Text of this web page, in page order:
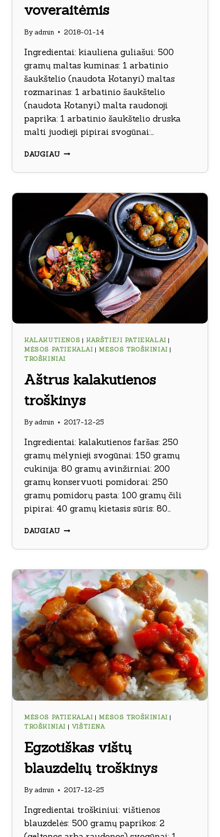
voveraitėmis
By admin 2018-01-14
Ingredientai: kiauliena guliašui: 500
gramų maltas kuminas: 1 arbatinio
šaukštelio (naudota Kotanyi) maltas
rozmarinas: 1 arbatinio šaukštelio
(naudota Kotanyi) malta raudonoji
paprika: 1 arbatinio šaukštelio druska
malti juodieji pipirai svogūnai:…
DAUGIAUKIAULIENOS
SU
KALAKUTIENOS | KARŠTIEJI PATIEKALAI |
MĖSOS PATIEKALAI | MĖSOS TROŠKINIAI |
TROŠKINIAI
Aštrus kalakutienos
troškinys
By admin 2017-12-25
Ingredientai: kalakutienos faršas: 250
gramų mėlynieji svogūnai: 150 gramų
cukinija: 80 gramų avinžirniai: 200
gramų konservuoti pomidorai: 250
gramų pomidorų pasta: 100 gramų čili
pipirai: 40 gramų kietasis sūris: 80…
DAUGIAUAŠTRUS
TROŠKINYS
MĖSOS PATIEKALAI | MĖSOS TROŠKINIAI |
TROŠKINIAI | VIŠTIENA
Egzotiškas vištų
blauzdelių troškinys
By admin 2017-12-25
Ingredientai troškiniui: vištienos
blauzdelės: 500 gramų paprikos: 2